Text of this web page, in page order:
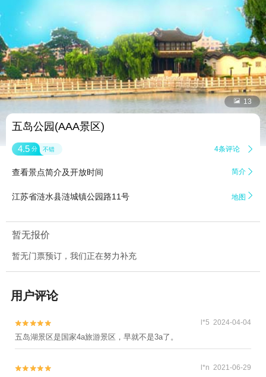
 13
五岛公园(AAA景区)
4.5 分 不错 4条评论 
查看景点简介及开放时间 简介 
江苏省涟水县涟城镇公园路11号 地图 
暂无报价
暂无门票预订，我们正在努力补充
用户评论

 l*5 2024-04-04
五岛湖景区是国家4a旅游景区，早就不是3a了。

 l*n 2021-06-29